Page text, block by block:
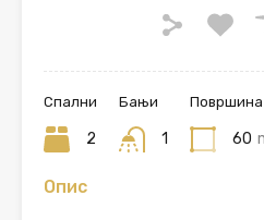
Спални
2
Бањи
1
Површина
60
Опис